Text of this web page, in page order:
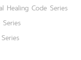
Healing Code Series
Series